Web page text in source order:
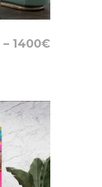
– 1400€